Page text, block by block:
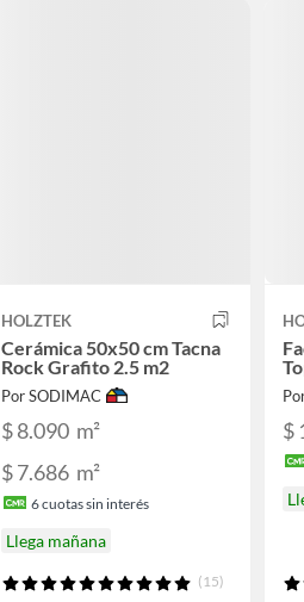
HOLZTEK
Cerámica 50x50 cm Tacna
Rock Grafito 2.5 m2
Por SODIMAC
$ 8.090 m²
$ 7.686 m²
6cuotas sin interés
Llega mañana
(15)
$